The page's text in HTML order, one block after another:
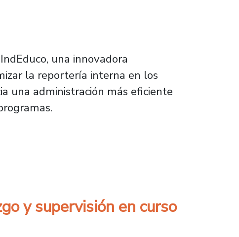
una innovadora
la reportería interna en los
una administración más eficiente
para la mejora del desempeño institucional
y supervisión en curso